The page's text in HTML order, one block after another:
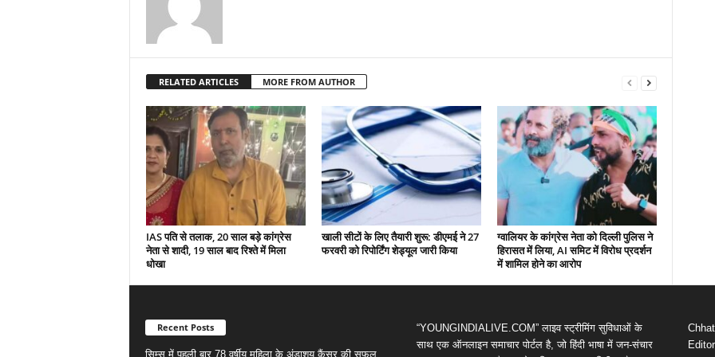
RELATED ARTICLES MORE FROM AUTHOR
IAS पति से तलाक, 20 साल बड़े कांग्रेस
नेता से शादी, 19 साल बाद रिश्ते में मिला
धोखा
खाली सीटों के लिए तैयारी शुरू: डीएमई ने 27
फरवरी को रिपोर्टिंग शेड्यूल जारी किया
ग्वालियर के कांग्रेस नेता को दिल्ली पुलिस ने
हिरासत में लिया, AI समिट में विरोध प्रदर्शन
में शामिल होने का आरोप
Recent Posts
सिम्स में पहली बार 78 वर्षीय महिला के अंडाशय कैंसर की सफल
“YOUNGINDIALIVE.COM” लाइव स्ट्रीमिंग सुविधाओं के
साथ एक ऑनलाइन समाचार पोर्टल है, जो हिंदी भाषा में जन-संचार